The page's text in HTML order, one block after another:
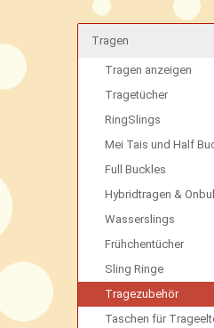
Tragen
Tragen anzeigen
Tragetücher
RingSlings
Mei Tais und Half
Full Buckles
Hybridtragen &
Wasserslings
Frühchentücher
Sling Ringe
Tragezubehör
Taschen für